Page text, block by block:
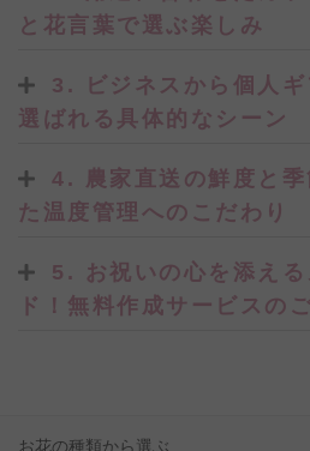
と花言葉で選ぶ楽しみ
3. ビジネスから個人
選ばれる具体的なシーン
4. 農家直送の鮮度と季
た温度管理へのこだわり
5. お祝いの心を添え
ド！無料作成サービスの
お花の種類から選ぶ